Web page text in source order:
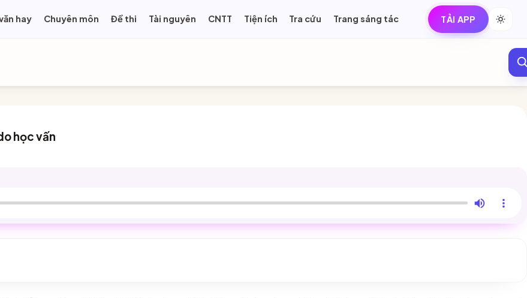
hay Chuyên môn Đề thi Tài nguyên CNTT Tiện ích Tra cứu Trang sáng tác TẢI APP
học vấn